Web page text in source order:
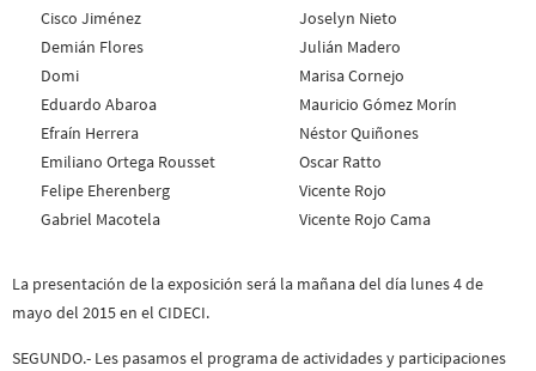
Cisco Jiménez
Demián Flores
Domi
Eduardo Abaroa
Efraín Herrera
Emiliano Ortega Rousset
Felipe Eherenberg
Gabriel Macotela
Joselyn Nieto
Julián Madero
Marisa Cornejo
Mauricio Gómez Morín
Néstor Quiñones
Oscar Ratto
Vicente Rojo
Vicente Rojo Cama
La presentación de la exposición será la mañana del día lunes 4 de
mayo del 2015 en el CIDECI.
SEGUNDO.- Les pasamos el programa de actividades y participaciones